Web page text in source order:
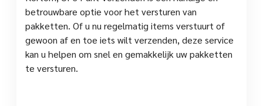
betrouwbare optie voor het versturen van
pakketten. Of u nu regelmatig items verstuurt of
gewoon af en toe iets wilt verzenden, deze service
kan u helpen om snel en gemakkelijk uw pakketten
te versturen.